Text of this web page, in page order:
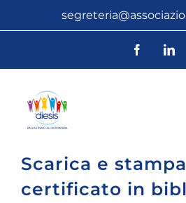
Facebook
Scarica e
certificato in